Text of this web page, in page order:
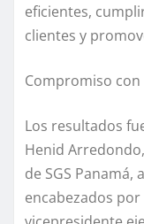
eficientes,
clientes y
Compromiso
Los resultados
Henid
de SGS Panamá,
encabezados por